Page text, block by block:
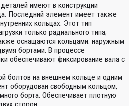
имеют в конструкции
Последний элемент имеет также
кольцах. Этот тип
только радиального типа;
оснащаются кольцами: наружным
бортами. В процессе
обеспечивают фиксирование вала с
болтов на внешнем кольце и одним
оборудован свободным кольцом,
борта. Обеспечивает плотную